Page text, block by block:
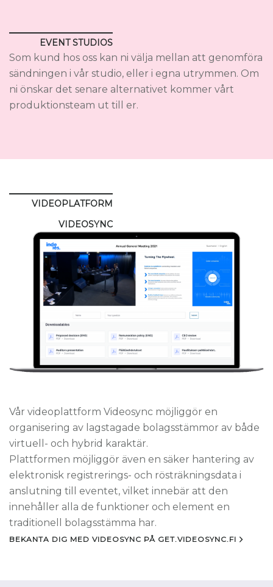
EVENT STUDIOS
Som kund hos oss kan ni välja mellan att genomföra
sändningen i vår studio, eller i egna utrymmen. Om
ni önskar det senare alternativet kommer vårt
produktionsteam ut till er.
VIDEOPLATFORM
VIDEOSYNC
Vår videoplattform Videosync möjliggör en
organisering av lagstagade bolagsstämmor av både
virtuell- och hybrid karaktär.
Plattformen möjliggör även en säker hantering av
elektronisk registrerings- och rösträkningsdata i
anslutning till eventet, vilket innebär att den
innehåller alla de funktioner och element en
traditionell bolagsstämma har.
BEKANTA DIG MED VIDEOSYNC PÅ GET.VIDEOSYNC.FI